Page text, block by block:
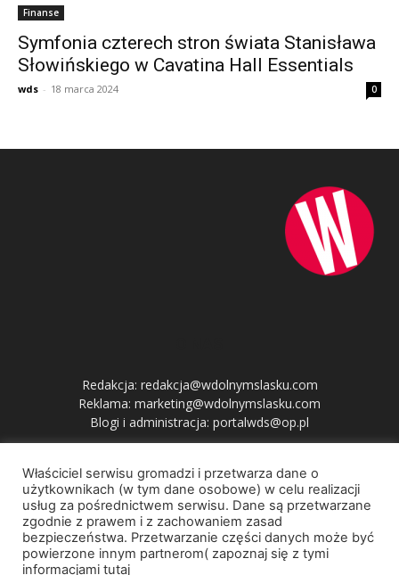
Finanse
Symfonia czterech stron świata Stanisława
Słowińskiego w Cavatina Hall Essentials
wds - 18 marca 2024 0
Redakcja: redakcja@wdolnymslasku.com
Reklama: marketing@wdolnymslasku.com
Blogi i administracja: portalwds@op.pl
PRZYDATNE LINKI
Właściciel serwisu gromadzi i przetwarza dane o
użytkownikach (w tym dane osobowe) w celu realizacji
usług za pośrednictwem serwisu. Dane są przetwarzane
zgodnie z prawem i z zachowaniem zasad
bezpieczeństwa. Przetwarzanie części danych może być
powierzone innym partnerom( zapoznaj się z tymi
informacjami tutaj